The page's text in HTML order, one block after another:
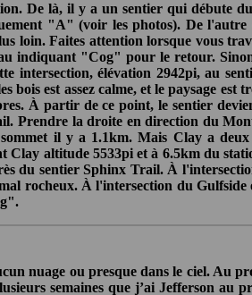
De là, il y a un sentier qui débute
"A" (voir les photos). De
loin. Faites attention lorsque vous
indiquant "Cog" pour le retour.
intersection, élévation 2942pi, au
bois est assez calme, et le paysage
À partir de ce point, le sentier
Prendre la droite en direction du
il y a 1.1km. Mais Clay a
altitude 5533pi et à 6.5km du
du sentier Sphinx Trail. À
rocheux. À l'intersection du
nuage ou presque dans le ciel. Au
semaines que j’ai Jefferson